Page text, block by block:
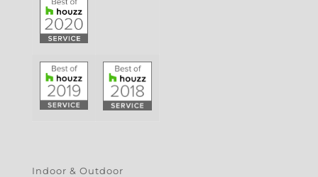
Indoor & Outdoor